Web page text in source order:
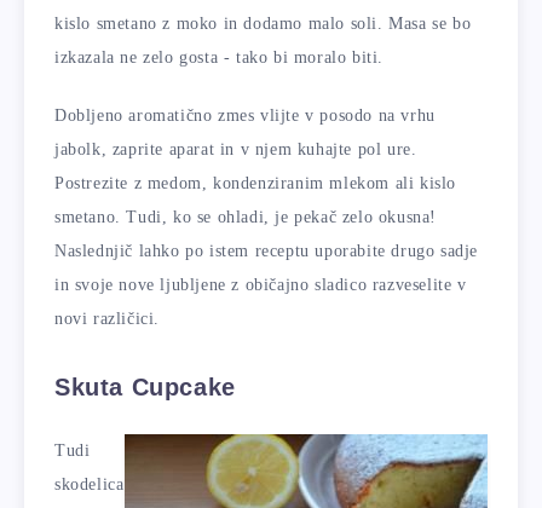
kislo smetano z moko in dodamo malo soli. Masa se bo
izkazala ne zelo gosta - tako bi moralo biti.
Dobljeno aromatično zmes vlijte v posodo na vrhu
jabolk, zaprite aparat in v njem kuhajte pol ure.
Postrezite z medom, kondenziranim mlekom ali kislo
smetano. Tudi, ko se ohladi, je pekač zelo okusna!
Naslednjič lahko po istem receptu uporabite drugo sadje
in svoje nove ljubljene z običajno sladico razveselite v
novi različici.
Skuta Cupcake
Tudi
skodelica